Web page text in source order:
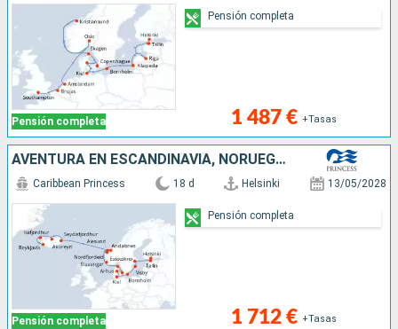
Pensión completa 1 487 € +Tasas
Pensión completa
AVENTURA EN ESCANDINAVIA, NORUEGA E ISL
Pensión completa
Caribbean Princess 18 d Helsinki 13/05/2028
1 712 € +Tasas
Pensión completa